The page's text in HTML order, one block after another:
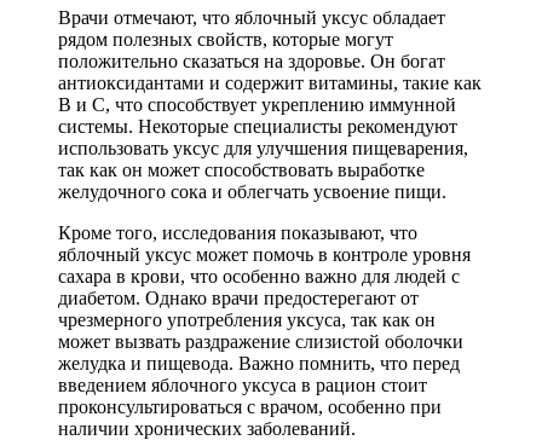
Врачи отмечают, что яблочный уксус обладает
рядом полезных свойств, которые могут
положительно сказаться на здоровье. Он богат
антиоксидантами и содержит витамины, такие как
B и C, что способствует укреплению иммунной
системы. Некоторые специалисты рекомендуют
использовать уксус для улучшения пищеварения,
так как он может способствовать выработке
желудочного сока и облегчать усвоение пищи.
Кроме того, исследования показывают, что
яблочный уксус может помочь в контроле уровня
сахара в крови, что особенно важно для людей с
диабетом. Однако врачи предостерегают от
чрезмерного употребления уксуса, так как он
может вызвать раздражение слизистой оболочки
желудка и пищевода. Важно помнить, что перед
введением яблочного уксуса в рацион стоит
проконсультироваться с врачом, особенно при
наличии хронических заболеваний.